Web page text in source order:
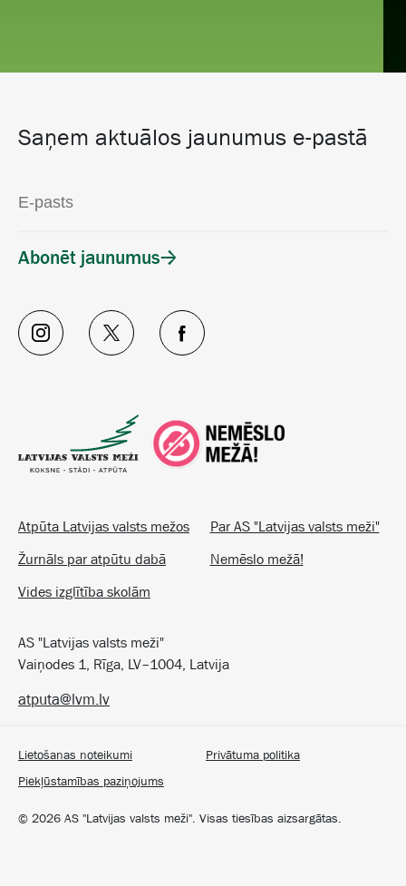
Atpūta Latvijas valsts mežos
Par AS "Latvijas valsts meži"
Žurnāls par atpūtu dabā
Nemēslo mežā!
Vides izglītība skolām
AS "Latvijas valsts meži"
Vaiņodes 1, Rīga, LV–1004, Latvija
Saņem aktuālos jaunumus e-pastā
Abonēt jaunumus
© 2026 AS "Latvijas valsts meži". Visas tiesības aizsargātas.
Lietošanas noteikumi
Privātuma politika
Piekļūstamības paziņojums
atputa@lvm.lv